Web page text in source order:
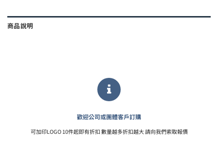
商品說明
歡迎公司或團體客戶訂購
可加印LOGO 10件起即有折扣 數量越多折扣越大 請向我們索取報價